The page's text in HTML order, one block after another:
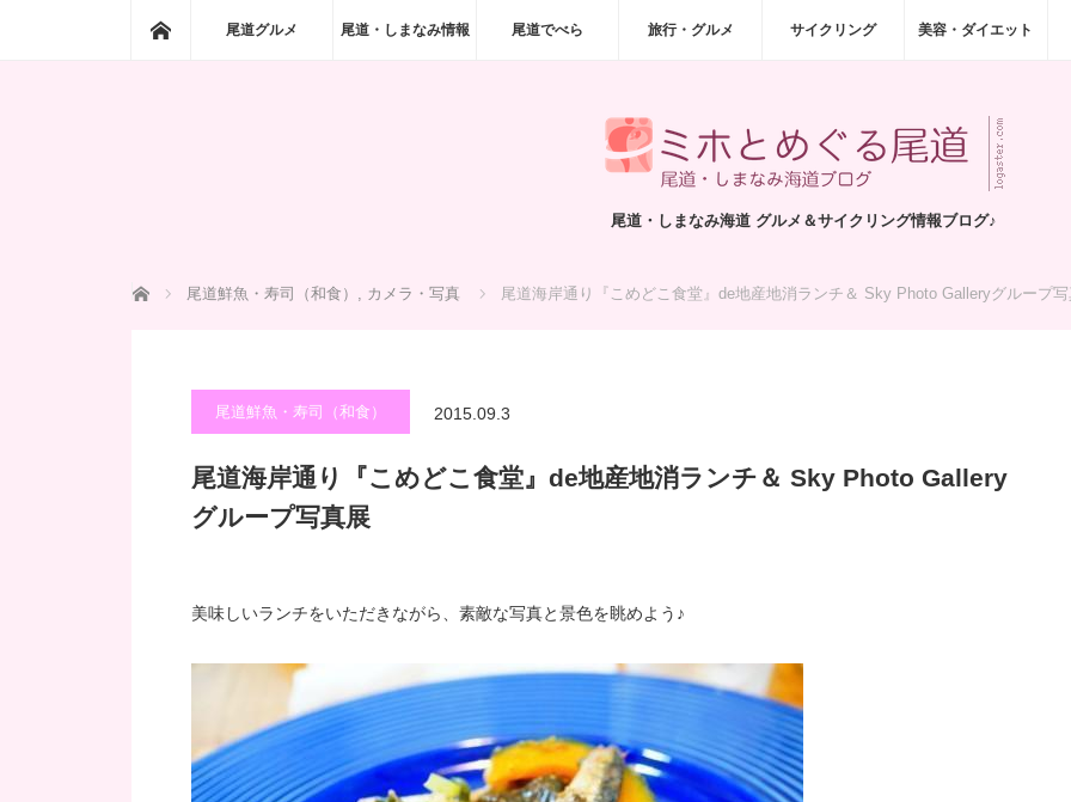
ホーム尾道グルメ 尾道・しまなみ情報 尾道でべら 旅行・グルメ サイクリング 美容・ダイエット
尾道・しまなみ海道 グルメ＆サイクリング情報ブログ♪
ホーム 尾道鮮魚・寿司（和食） , カメラ・写真 尾道海岸通り『こめどこ食堂』de地産地消ランチ＆ Sky Photo Galleryグループ
尾道鮮魚・寿司（和食） 2015.09.3
尾道海岸通り『こめどこ食堂』de地産地消ランチ＆ Sky Photo Gallery
グループ写真展
美味しいランチをいただきながら、素敵な写真と景色を眺めよう♪